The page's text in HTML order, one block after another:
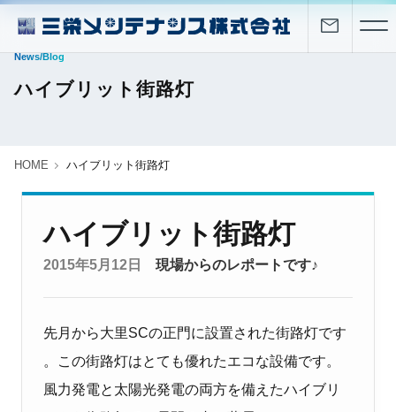
News/Blog
ハイブリット街路灯
HOME ハイブリット街路灯
ハイブリット街路灯
2015年5月12日 現場からのレポートです♪
先月から大里SCの正門に設置された街路灯です
。この街路灯はとても優れたエコな設備です。
風力発電と太陽光発電の両方を備えたハイブリ